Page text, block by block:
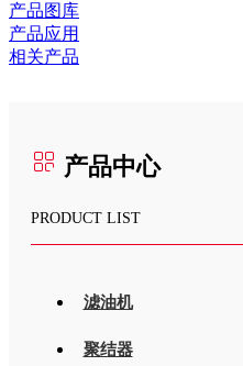
产品图库
产品应用
相关产品
产品中心
PRODUCT LIST
滤油机
聚结器